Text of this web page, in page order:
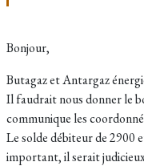
Bonjour,
Butagaz et Antargaz
Il faudrait nous donner le
communique les
Le solde débiteur de 2900
important, il serait